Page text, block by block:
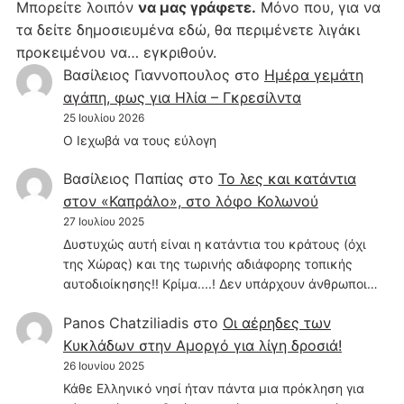
Μπορείτε λοιπόν να μας γράφετε. Μόνο που, για να
τα δείτε δημοσιευμένα εδώ, θα περιμένετε λιγάκι
προκειμένου να… εγκριθούν.
Βασίλειος Γιαννοπουλος στο Hμέρα γεμάτη
αγάπη, φως για Ηλία – Γκρεσίλντα
25 Ιουλίου 2026
Ο Ιεχωβά να τους εύλογη
Βασίλειος Παπίας στο Το λες και κατάντια
στον «Καπράλο», στο λόφο Κολωνού
27 Ιουλίου 2025
Δυστυχώς αυτή είναι η κατάντια του κράτους (όχι
της Χώρας) και της τωρινής αδιάφορης τοπικής
αυτοδιοίκησης!! Κρίμα....! Δεν υπάρχουν άνθρωποι…
Panos Chatziliadisστο Οι αέρηδες των
Κυκλάδων στην Αμοργό για λίγη δροσιά!
26 Ιουνίου 2025
Κάθε Ελληνικό νησί ήταν πάντα μια πρόκληση για